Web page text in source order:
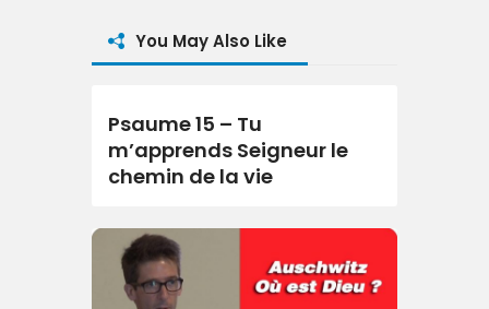
You May Also Like
Psaume 15 – Tu
m’apprends Seigneur le
chemin de la vie